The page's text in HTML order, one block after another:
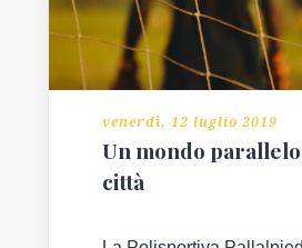
venerdì, 12 luglio 2019
Un mondo
città